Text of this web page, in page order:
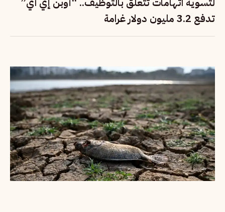
تدفع 3.2 مليون دولار غرامة